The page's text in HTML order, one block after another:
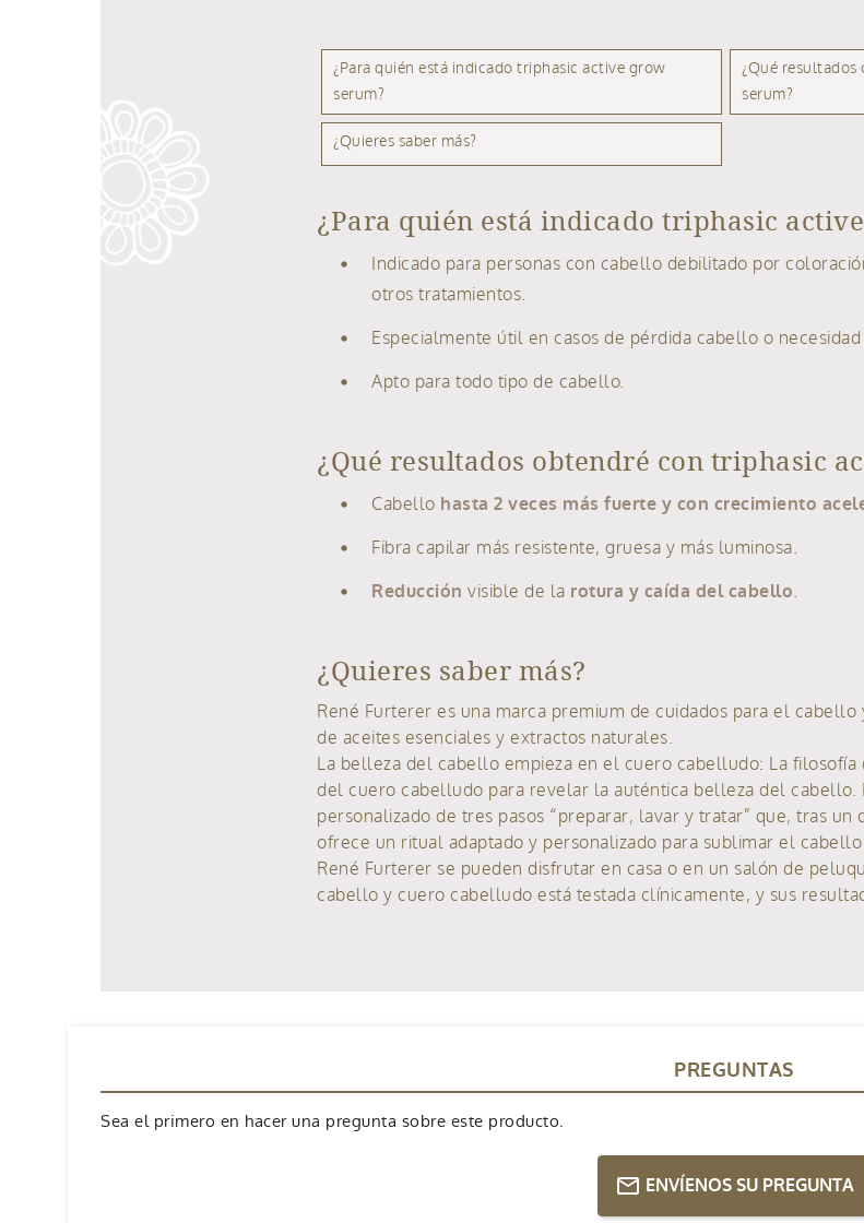
¿Para quién está indicado triphasic active grow
serum?
¿Qué
serum?
¿Quieres saber más?
¿Para quién está indicado triphasic
Indicado para personas con cabello debilitado por
otros tratamientos.
Especialmente útil en casos de pérdida cabello o
Apto para todo tipo de cabello.
¿Qué resultados obtendré con triphasic
Cabello hasta 2 veces más fuerte y con crecimiento
Fibra capilar más resistente, gruesa y más luminosa.
Reducción visible de la rotura y caída del cabello.
¿Quieres saber más?
René Furterer es una marca premium de cuidados para el
de aceites esenciales y extractos naturales.
La belleza del cabello empieza en el cuero cabelludo: La filosofía
del cuero cabelludo para revelar la auténtica belleza del
personalizado de tres pasos “preparar, lavar y tratar” que, tras
ofrece un ritual adaptado y personalizado para sublimar el
René Furterer se pueden disfrutar en casa o en un salón de
cabello y cuero cabelludo está testada clínicamente, y sus
PREGUNTAS
Sea el primero en hacer una pregunta sobre este producto.
ENVÍENOS SU PREGUNTA